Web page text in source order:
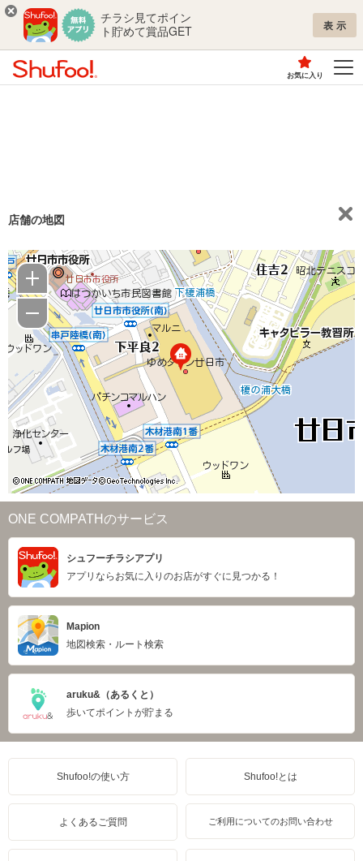
チラシ見てポイン
ト貯めて賞品GET
表示
お気に入り
店舗の地図
ONE COMPATHのサービス
シュフーチラシアプリ
アプリならお気に入りのお店がすぐに見つかる！
Mapion
地図検索・ルート検索
aruku&（あるくと）
歩いてポイントが貯まる
Shufoo!の使い方 Shufoo!とは
よくあるご質問 ご利用についてのお問い合わせ